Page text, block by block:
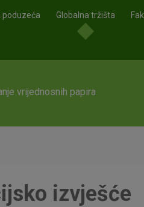
poduzeća Globalna tržišta
vrijednosnih papira
izvješće